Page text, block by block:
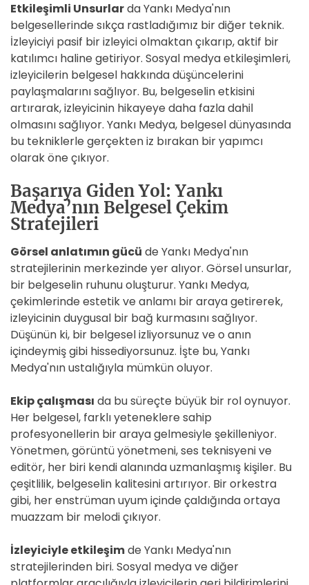
Etkileşimli Unsurlarda Yankı Medya'nın
belgesellerinde sıkça rastladığımız bir diğer teknik.
İzleyiciyi pasif bir izleyici olmaktan çıkarıp, aktif bir
katılımcı haline getiriyor. Sosyal medya etkileşimleri,
izleyicilerin belgesel hakkında düşüncelerini
paylaşmalarını sağlıyor. Bu, belgeselin etkisini
artırarak, izleyicinin hikayeye daha fazla dahil
olmasını sağlıyor. Yankı Medya, belgesel dünyasında
bu tekniklerle gerçekten iz bırakan bir yapımcı
olarak öne çıkıyor.
Başarıya Giden Yol: Yankı
Medya’nın Belgesel Çekim
Stratejileri
Görsel anlatımın gücü de Yankı Medya'nın
stratejilerinin merkezinde yer alıyor. Görsel unsurlar,
bir belgeselin ruhunu oluşturur. Yankı Medya,
çekimlerinde estetik ve anlamı bir araya getirerek,
izleyicinin duygusal bir bağ kurmasını sağlıyor.
Düşünün ki, bir belgesel izliyorsunuz ve o anın
içindeymiş gibi hissediyorsunuz. İşte bu, Yankı
Medya'nın ustalığıyla mümkün oluyor.
Ekip çalışması da bu süreçte büyük bir rol oynuyor.
Her belgesel, farklı yeteneklere sahip
profesyonellerin bir araya gelmesiyle şekilleniyor.
Yönetmen, görüntü yönetmeni, ses teknisyeni ve
editör, her biri kendi alanında uzmanlaşmış kişiler. Bu
çeşitlilik, belgeselin kalitesini artırıyor. Bir orkestra
gibi, her enstrüman uyum içinde çaldığında ortaya
muazzam bir melodi çıkıyor.
İzleyiciyle etkileşimde Yankı Medya'nın
stratejilerinden biri. Sosyal medya ve diğer